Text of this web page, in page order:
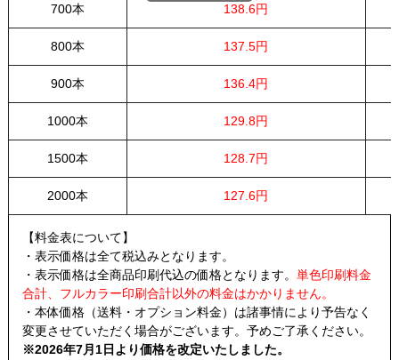
700本 138.6円
800本 137.5円
900本 136.4円
1000本 129.8円
1500本 128.7円
2000本 127.6円
【料金表について】
・表示価格は全て税込みとなります。
・表示価格は全商品印刷代込の価格となります。 単色印刷料金
合計、フルカラー印刷合計以外の料金はかかりません。
・本体価格（送料・オプション料金）は諸事情により予告なく
変更させていただく場合がございます。予めご了承ください。
※2026年7月1日より価格を改定いたしました。